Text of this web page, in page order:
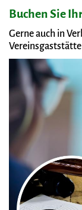
Buchen Sie
Gerne auch in